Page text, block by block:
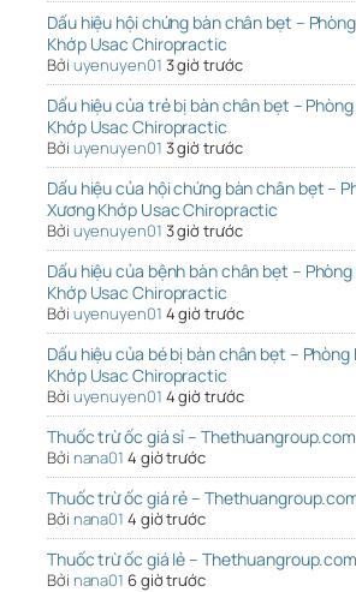
Dấu hiệu hội chứng bàn chân bẹt –
Khớp Usac Chiropractic
Bởi uyenuyen01 3 giờ trước
Dấu hiệu của trẻ bị bàn chân bẹt –
Khớp Usac Chiropractic
Bởi uyenuyen01 3 giờ trước
Dấu hiệu của hội chứng bàn chân bẹt –
Xương Khớp Usac Chiropractic
Bởi uyenuyen01 3 giờ trước
Dấu hiệu của bệnh bàn chân bẹt –
Khớp Usac Chiropractic
Bởi uyenuyen01 4 giờ trước
Dấu hiệu của bé bị bàn chân bẹt – Phòng
Khớp Usac Chiropractic
Bởi uyenuyen01 4 giờ trước
Thuốc trừ ốc giá sỉ – Thethuangroup.com
Bởi nana01 4 giờ trước
Thuốc trừ ốc giá rẻ –
Bởi nana01 4 giờ trước
Thuốc trừ ốc giá lẻ – Thethuangroup.com
Bởi nana01 6 giờ trước